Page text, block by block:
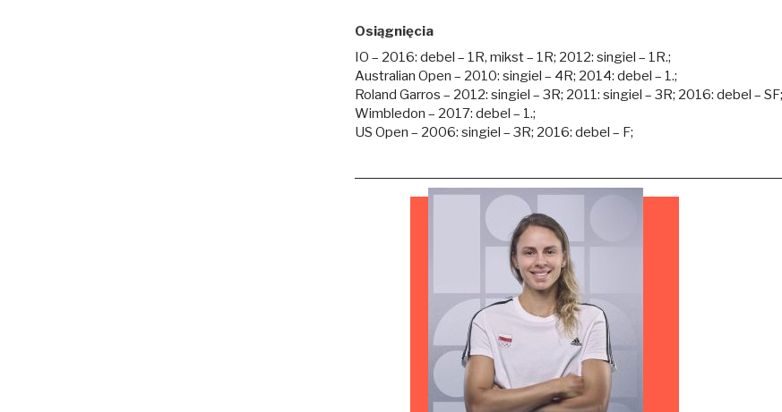
Osiągnięcia
IO – 2016: debel – 1R, mikst – 1R; 2012: singiel – 1R.;
Australian Open – 2010: singiel – 4R; 2014: debel – 1.;
Roland Garros – 2012: singiel – 3R; 2011: singiel – 3R; 2016: debel – SF;
Wimbledon – 2017: debel – 1.;
US Open – 2006: singiel – 3R; 2016: debel – F;